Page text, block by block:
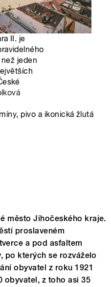
II. je
jeden
pivo a ikonická žlutá
město Jihočeského kraje.
proslaveném
a pod asfaltem
po kterých se rozváželo
obyvatel z roku 1921
obyvatel, z toho asi 35